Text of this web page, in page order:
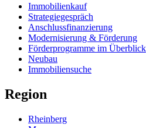
Immobilienkauf
Strategiegespräch
Anschlussfinanzierung
Modernisierung & Förderung
Förderprogramme im Überblick
Neubau
Immobiliensuche
Region
Rheinberg